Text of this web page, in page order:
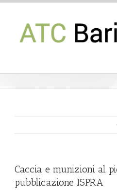
contenuto
Caccia e munizioni al
pubblicazione ISPRA